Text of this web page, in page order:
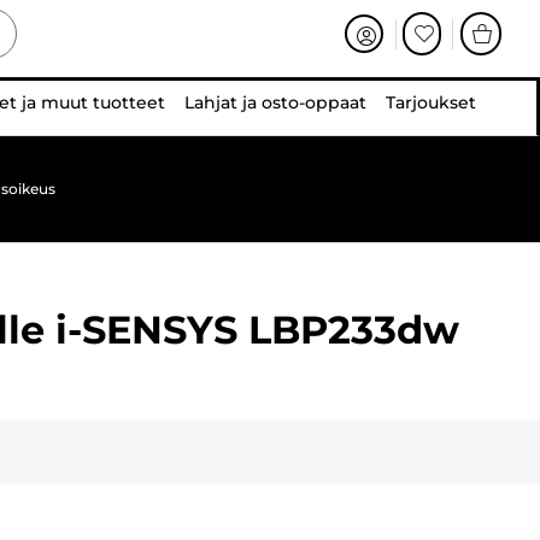
ja muut tuotteet Lahjat ja osto-oppaat Tarjoukset
i-SENSYS LBP233dw